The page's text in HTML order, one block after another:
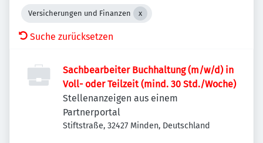
Versicherungen und Finanzen
Suche zurücksetzen
Sachbearbeiter Buchhaltung (m/w/d) in
Voll- oder Teilzeit (mind. 30 Std./Woche)
Stellenanzeigen aus einem
Partnerportal
Stiftstraße, 32427 Minden, Deutschland